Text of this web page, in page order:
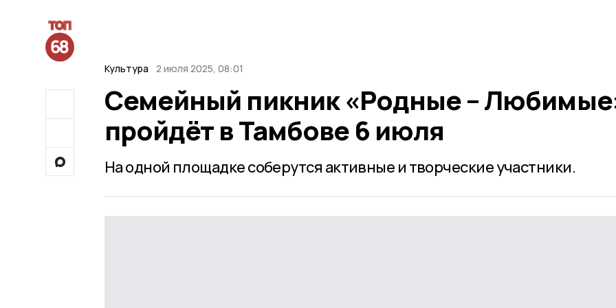
Культура 2 июля 2025, 08:01
Семейный пикник «Родные –
пройдёт в Тамбове 6 июля
На одной площадке соберутся активные и творческие участники.